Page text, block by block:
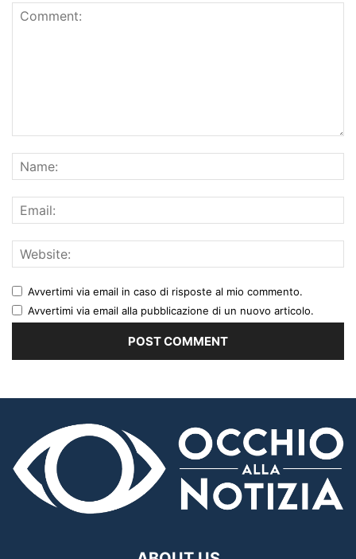
Avvertimi via email in caso di risposte al mio commento.
Avvertimi via email alla pubblicazione di un nuovo articolo.